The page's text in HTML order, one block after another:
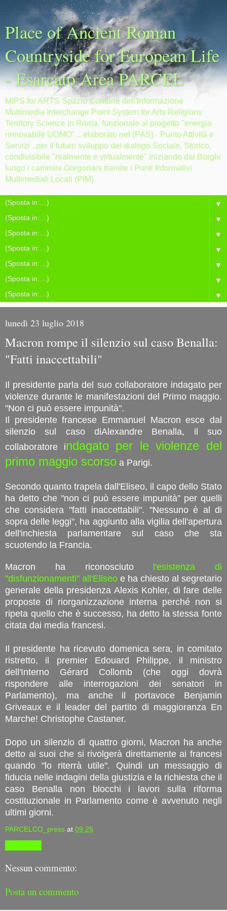
Place of Ancient Roman
Countryside for European Life
- Esarcato Area PARCEL
MIPS for ARTS Spazio Comune dell'Informazione
Multimedia Interchange Point System for Arts Religions
Territory Science in Roma, funzionale al progetto "energia
rinnovabile UOMO" .. elaborato nel (PAS) - Punto Attività e
Servizi ..per il futuro sviluppo del dialogo Sociale, Storico,
condivisibile "realmente e virtualmente" iniziando dai Borghi
lungo i cammini Gregoriani tramite i Punti Informativi
Multimediali Locali (PIM).
▼
▼
▼
▼
▼
▼
▼
lunedì 23 luglio 2018
Macron rompe il silenzio sul caso Benalla:
"Fatti inaccettabili"
Il presidente parla del suo collaboratore indagato per
violenze durante le manifestazioni del Primo maggio.
"Non ci può essere impunità".
Il presidente francese Emmanuel Macron esce dal
silenzio sul caso diAlexandre Benalla, il suo
collaboratore indagato per le violenze del
primo maggio scorso a Parigi.
Secondo quanto trapela dall'Eliseo, il capo dello Stato
ha detto che "non ci può essere impunità" per quelli
che considera "fatti inaccettabili". "Nessuno è al di
sopra delle leggi", ha aggiunto alla vigilia dell'apertura
dell'inchiesta parlamentare sul caso che sta
scuotendo la Francia.
Macron ha riconosciutol'esistenza di
"disfunzionamenti" all'Eliseo e ha chiesto al segretario
generale della presidenza Alexis Kohler, di fare delle
proposte di riorganizzazione interna perché non si
ripeta quello che è successo, ha detto la stessa fonte
citata dai media francesi.
Il presidente ha ricevuto domenica sera, in comitato
ristretto, il premier Edouard Philippe, il ministro
dell'Interno Gérard Collomb (che oggi dovrà
rispondere alle interrogazioni dei senatori in
Parlamento), ma anche il portavoce Benjamin
Griveaux e il leader del partito di maggioranza En
Marche! Christophe Castaner.
Dopo un silenzio di quattro giorni, Macron ha anche
detto ai suoi che si rivolgerà direttamente ai francesi
quando "lo riterrà utile". Quindi un messaggio di
fiducia nelle indagini della giustizia e la richiesta che il
caso Benalla non blocchi i lavori sulla riforma
costituzionale in Parlamento come è avvenuto negli
ultimi giorni.
PARCELCO_press at 09:25
Nessun commento:
Posta un commento